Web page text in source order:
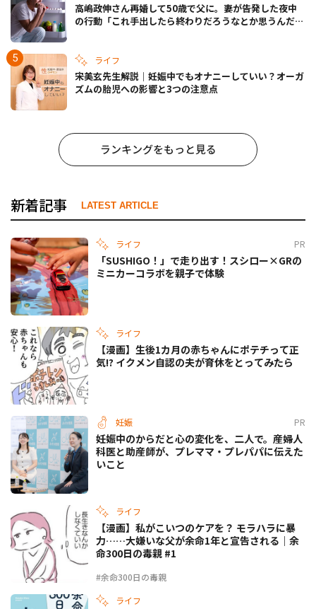
高嶋政伸さん再婚して50歳で父に。妻が告発した夜中
の行動「これ手出したら終わりだろうなとか思うんだけ
ライフ
宋美玄先生解説｜妊娠中でもオナニーしていい？オーガ
ズムの胎児への影響と3つの注意点
ランキングをもっと見る
新着記事 LATEST ARTICLE
ライフ PR
「SUSHIGO！」で走り出す！スシロー×GRの
ミニカーコラボを親子で体験
ライフ
【漫画】生後1カ月の赤ちゃんにポテチって正
気!? イクメン自認の夫が育休をとってみたら
妊娠 PR
妊娠中のからだと心の変化を、二人で。産婦人
科医と助産師が、プレママ・プレパパに伝えた
いこと
ライフ
#余命300日の毒親
【漫画】私がこいつのケアを？ モラハラに暴
力……大嫌いな父が余命1年と宣告される｜余
命300日の毒親 #1
ライフ